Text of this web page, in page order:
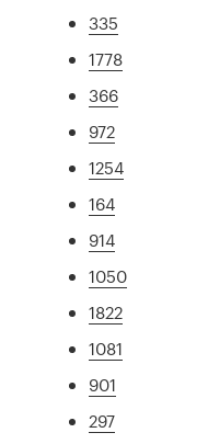
335
1778
366
972
1254
164
914
1050
1822
1081
901
297